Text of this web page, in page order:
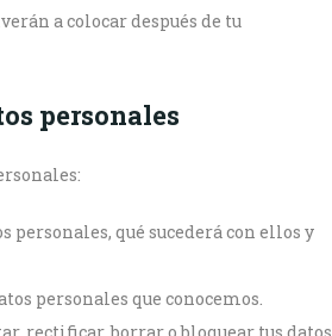
a colocar después de tu
personales
personales, qué sucederá con ellos y
personales que conocemos.
rectificar, borrar o bloquear tus datos